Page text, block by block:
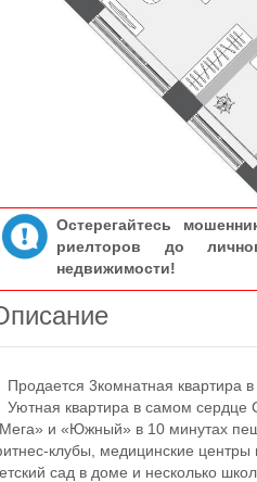
Остерегайтесь
риелторов до
недвижимости!
Продается 3комнатная квартира
Уютная квартира в самом сердце
и «Южный» в 10 минутах
клубы, медицинские
сад в доме и несколько